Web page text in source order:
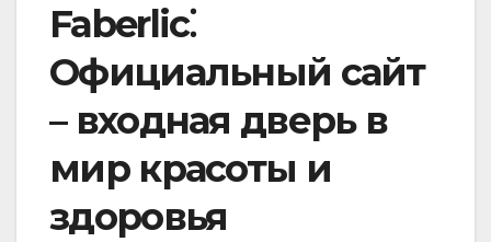
Faberlic⁚
Официальный сайт
– входная дверь в
мир красоты и
здоровья